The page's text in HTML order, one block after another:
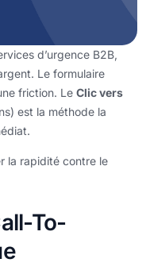
d’urgence B2B,
Le formulaire
friction. LeClic vers
est la méthode la
la rapidité contre le
To-